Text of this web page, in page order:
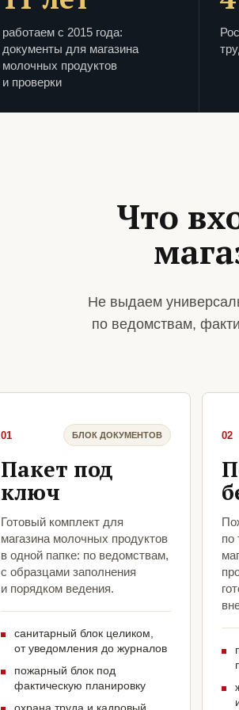
работаем с 2015 года:
документы для магазина
молочных продуктов
и проверки
Что
Не выдаем
по ведомствам,
01 БЛОК ДОКУМЕНТОВ
Пакет под
ключ
Готовый комплект для
магазина молочных продуктов
в одной папке: по ведомствам,
с образцами заполнения
и порядком ведения.
санитарный блок целиком,
от уведомления до журналов
пожарный блок под
фактическую планировку
02
по